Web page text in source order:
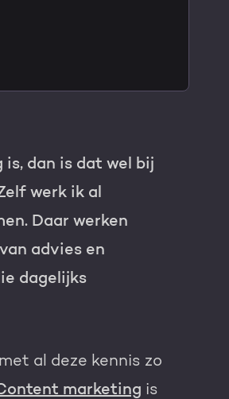
dan is dat wel bij
werk ik al
Daar werken
advies en
dagelijks
al deze kennis zo
marketing is